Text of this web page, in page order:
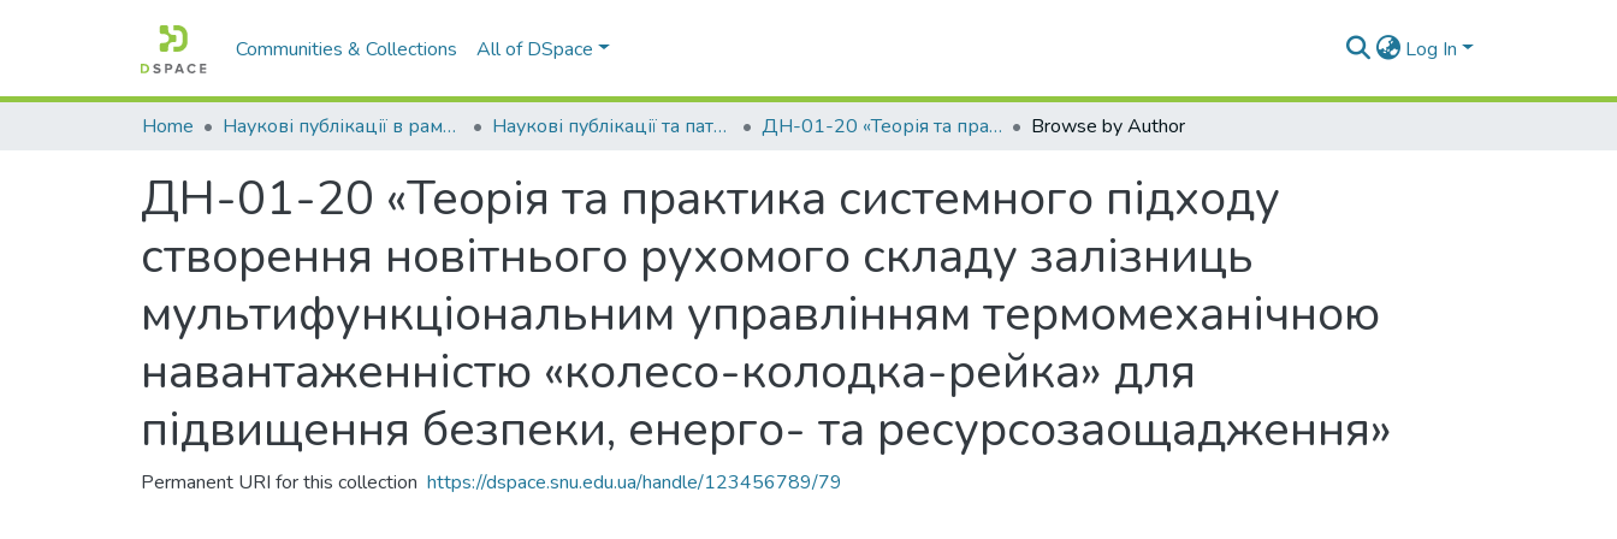
Communities & Collections All of DSpace Log In
Home Наукові публікації в рамках виконання держбюджетних науково-дослідних робіт Наукові публікації та патенти в рамках виконання держбюджетних науково-дослідних робіт 2020 р. ДН-01-20 «Теорія та практика системного підходу створення новітнього рухомого складу залізниць мультифункціональним управлінням термомеханічною навантаженністю «колесо-колодка-рейка» для підвищення безпеки, енерго- та ресурсозаощадження» Browse by Author
ДН-01-20 «Теорія та практика системного підходу
створення новітнього рухомого складу залізниць
мультифункціональним управлінням термомеханічною
навантаженністю «колесо-колодка-рейка» для
підвищення безпеки, енерго- та ресурсозаощадження»
Permanent URI for this collection https://dspace.snu.edu.ua/handle/123456789/79